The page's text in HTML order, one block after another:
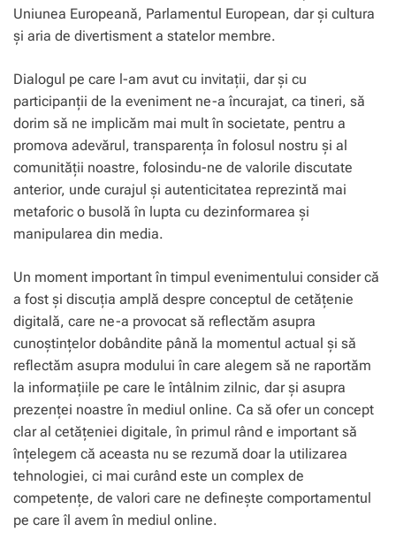
Uniunea Europeană, Parlamentul European, dar și cultura
și aria de divertisment a statelor membre.
Dialogul pe care l-am avut cu invitații, dar și cu
participanții de la eveniment ne-a încurajat, ca tineri, să
dorim să ne implicăm mai mult în societate, pentru a
promova adevărul, transparența în folosul nostru și al
comunității noastre, folosindu-ne de valorile discutate
anterior, unde curajul și autenticitatea reprezintă mai
metaforic o busolă în lupta cu dezinformarea și
manipularea din media.
Un moment important în timpul evenimentului consider că
a fost și discuția amplă despre conceptul de cetățenie
digitală, care ne-a provocat să reflectăm asupra
cunoștințelor dobândite până la momentul actual și să
reflectăm asupra modului în care alegem să ne raportăm
la informațiile pe care le întâlnim zilnic, dar și asupra
prezenței noastre în mediul online. Ca să ofer un concept
clar al cetățeniei digitale, în primul rând e important să
înțelegem că aceasta nu se rezumă doar la utilizarea
tehnologiei, ci mai curând este un complex de
competențe, de valori care ne definește comportamentul
pe care îl avem în mediul online.